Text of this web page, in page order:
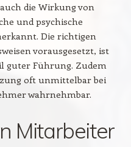
die Wirkung von
und psychische
Die richtigen
vorausgesetzt, ist
guter Führung. Zudem
oft unmittelbar bei
wahrnehmbar.
Mitarbeiter